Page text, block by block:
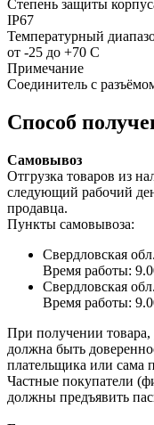
Степень защиты
IP67
Температурный
от -25 до +70 С
Примечание
Соединитель с
Способ
Самовывоз
Отгрузка товаров из
следующий рабочий
продавца.
Пункты самовывоза:
Свердловская
Время работы:
Свердловская
Время работы:
При получении товара,
должна быть
плательщика или сама
Частные покупатели
должны предъявить